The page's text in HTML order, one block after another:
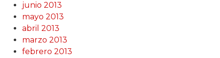
junio 2013
mayo 2013
abril 2013
marzo 2013
febrero 2013